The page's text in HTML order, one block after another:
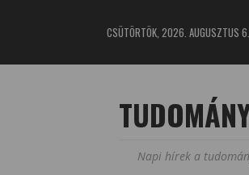
CSÜTÖRTÖK, 2026. AUGUSZTUS 6.
Napi hírek a